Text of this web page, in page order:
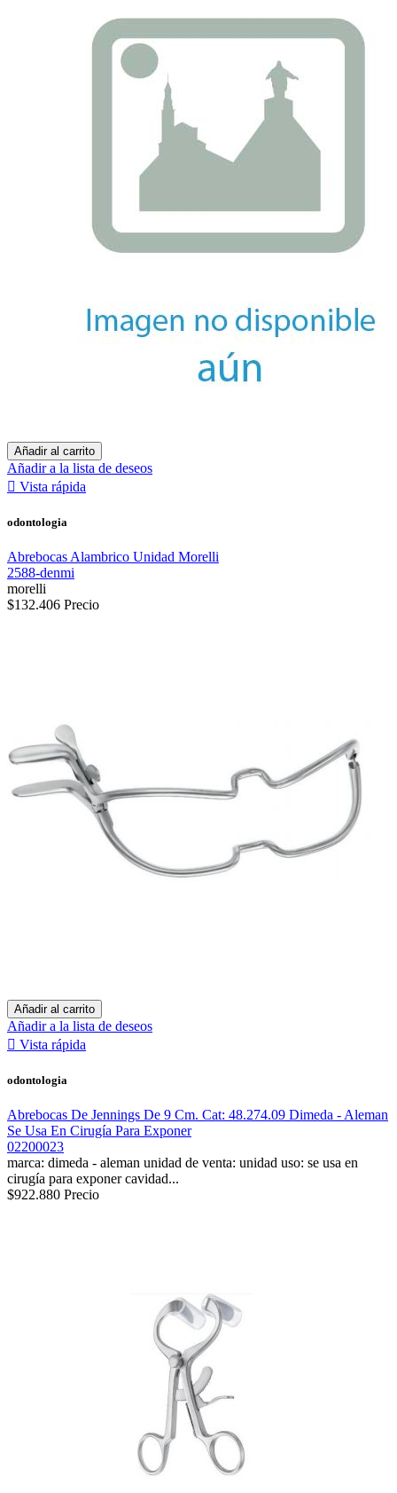
Añadir al carrito
Añadir a la lista de deseos
 Vista rápida
odontologia
Abrebocas Alambrico Unidad Morelli
2588-denmi
morelli
$132.406 Precio
Añadir al carrito
Añadir a la lista de deseos
 Vista rápida
odontologia
Abrebocas De Jennings De 9 Cm. Cat: 48.274.09 Dimeda - Aleman
Se Usa En Cirugía Para Exponer
02200023
marca: dimeda - aleman unidad de venta: unidad uso: se usa en
cirugía para exponer cavidad...
$922.880 Precio